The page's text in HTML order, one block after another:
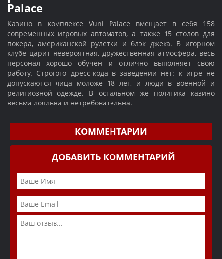
Palace
Казино в комплексе Vuni Palace вмещает в себя 158
современных игровых автоматов, а также 15 столов для
покера, американской рулетки и блэк джека. В игорном
клубе царит невероятная, дружественная атмосфера, весь
персонал хорошо обучен и отлично выполняет свою
работу. Строгого дресс-кода в заведении нет: к игре не
допускаются лица моложе 18 лет, и люди в военной и
религиозной одежде. В остальном же политика казино
весьма лояльна и нетребовательна.
КОММЕНТАРИИ
ДОБАВИТЬ КОММЕНТАРИЙ